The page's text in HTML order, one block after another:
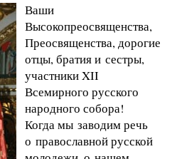
Ваши
Высокопреосвященства,
Преосвященства, дорогие
отцы, братия и сестры,
участники XII
Всемирного русского
народного собора!
Когда мы заводим речь
о православной русской